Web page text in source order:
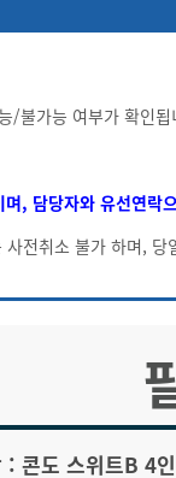
/불가능 여부가 확인됩
, 담당자와 유선연
전취소 불가 하며,
: 콘도 스위트B 4